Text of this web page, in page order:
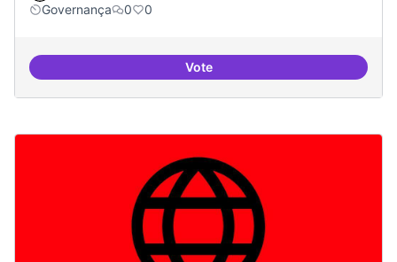
Governança
0 0
VoteGovernança oberta i multinivell